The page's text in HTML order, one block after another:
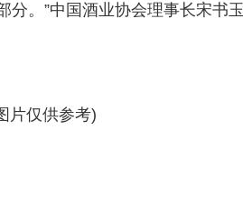
分。”中国酒业协会理事长宋书玉
片仅供参考)